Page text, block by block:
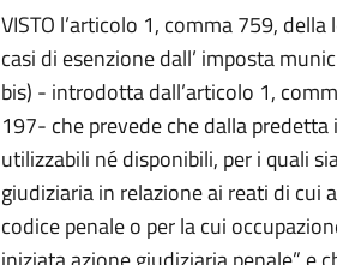
VISTO l’articolo 1, comma 759,
casi di esenzione dall’ imposta
bis) - introdotta dall’articolo 1,
197- che prevede che dalla predetta
utilizzabili né disponibili, per i quali
giudiziaria in relazione ai reati di cui
codice penale o per la cui